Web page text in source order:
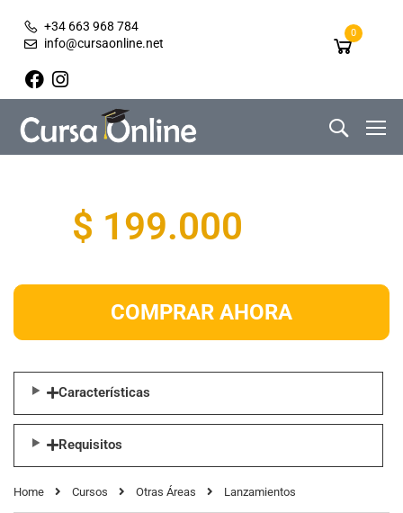
+34 663 968 784
info@cursaonline.net
0
Home Cursos Otras Áreas Lanzamientos
$ 199.000
COMPRAR AHORA
Características
Requisitos